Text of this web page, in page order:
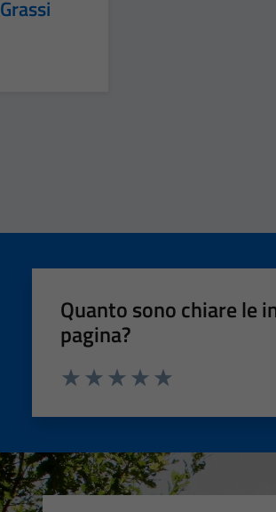
Quanto sono chiare le
pagina?